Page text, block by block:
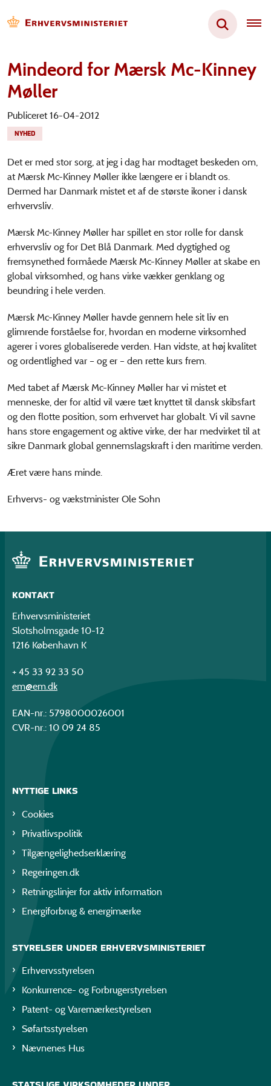
Mindeord for Mærsk Mc-Kinney
Møller
Publiceret 16-04-2012
NYHED
Det er med stor sorg, at jeg i dag har modtaget beskeden om,
at Mærsk Mc-Kinney Møller ikke længere er i blandt os.
Dermed har Danmark mistet et af de største ikoner i dansk
erhvervsliv.
Mærsk Mc-Kinney Møller har spillet en stor rolle for dansk
erhvervsliv og for Det Blå Danmark. Med dygtighed og
fremsynethed formåede Mærsk Mc-Kinney Møller at skabe en
global virksomhed, og hans virke vækker genklang og
beundring i hele verden.
Mærsk Mc-Kinney Møller havde gennem hele sit liv en
glimrende forståelse for, hvordan en moderne virksomhed
agerer i vores globaliserede verden. Han vidste, at høj kvalitet
og ordentlighed var – og er – den rette kurs frem.
Med tabet af Mærsk Mc-Kinney Møller har vi mistet et
menneske, der for altid vil være tæt knyttet til dansk skibsfart
og den flotte position, som erhvervet har globalt. Vi vil savne
hans store engagement og aktive virke, der har medvirket til at
sikre Danmark global gennemslagskraft i den maritime verden.
Æret være hans minde.
Erhvervs- og vækstminister Ole Sohn
KONTAKT
Erhvervsministeriet
Slotsholmsgade 10-12
1216 København K
+ 45 33 92 33 50
em@em.dk
EAN-nr.: 5798000026001
CVR-nr.: 10 09 24 85
NYTTIGE LINKS
Cookies
Privatlivspolitik
Tilgængelighedserklæring
Regeringen.dk
Retningslinjer for aktiv information
Energiforbrug & energimærke
STYRELSER UNDER ERHVERVSMINISTERIET
Erhvervsstyrelsen
Konkurrence- og Forbrugerstyrelsen
Patent- og Varemærkestyrelsen
Søfartsstyrelsen
Nævnenes Hus